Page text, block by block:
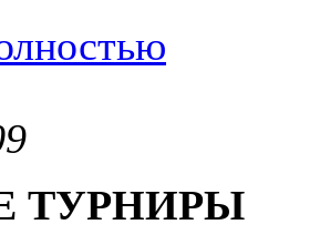
ТУРНИРЫ